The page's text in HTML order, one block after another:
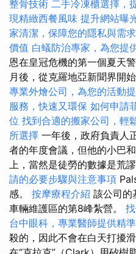
整骨技術 二手冷凍櫃選擇，
現精緻西餐風味 提升網站曝
家清潔，保障您的隱私與需求
價值 白蟻防治專家，為您提
恩在皇冠危機的第一個夏天
月後，從克羅地亞新聞界開
專業外燴公司，為您的活動
服務，快速又環保 如何申請
位 找到合適的搬家公司，輕
所選擇 一年後，政府負責人
者的年度會議，但他的小巴
上，當然是徒勞的數據是荒
請的必要步驟與注意事項
感。 按摩療程介紹 該公司的
車輛維護區的第8峰紮營。
台中眼科，專業醫師提供精
殺的，因此不會在白天打擾